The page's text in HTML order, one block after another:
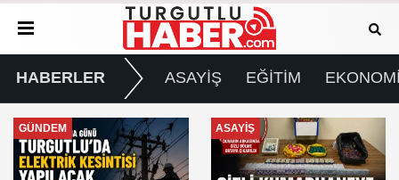
HABERLER ASAYİŞ EĞİTİM
ASAYİŞ SPOR